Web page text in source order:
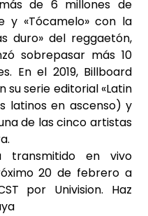
de 6 millones de
y «Tócamelo» con la
duro» del reggaetón,
sobrepasar más 10
En el 2019, Billboard
su serie editorial «Latin
latinos en ascenso) y
de las cinco artistas
transmitido en vivo
20 de febrero a
por Univision. Haz